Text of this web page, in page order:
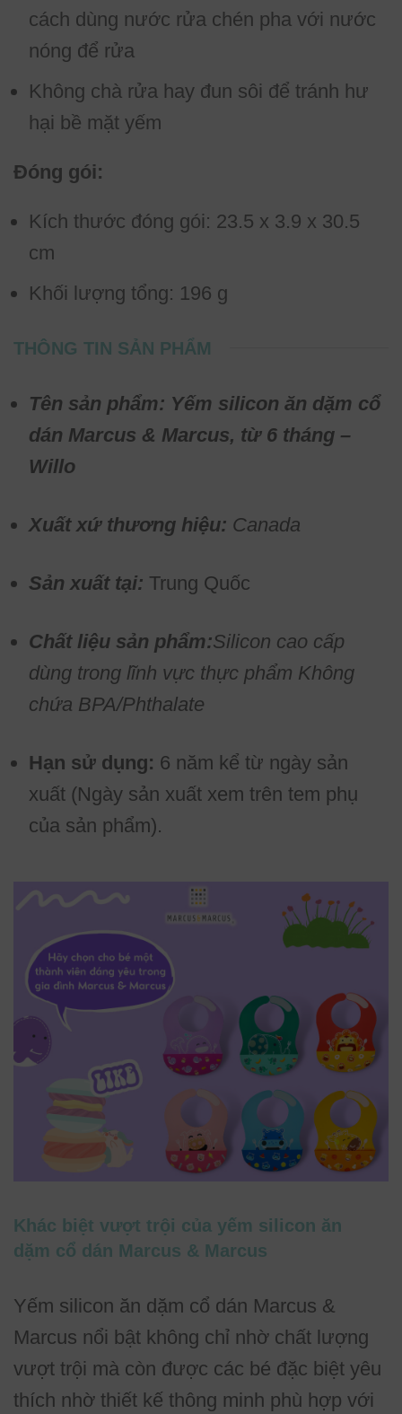
cách dùng nước rửa chén pha với nước
nóng để rửa
Không chà rửa hay đun sôi để tránh hư
hại bề mặt yếm
Đóng gói:
Kích thước đóng gói: 23.5 x 3.9 x 30.5
cm
Khối lượng tổng: 196 g
THÔNG TIN SẢN PHẨM
Tên sản phẩm: Yếm silicon ăn dặm cổ
dán Marcus & Marcus, từ 6 tháng –
Willo
Xuất xứ thương hiệu: Canada
Sản xuất tại: Trung Quốc
Chất liệu sản phẩm:Silicon cao cấp
dùng trong lĩnh vực thực phẩm Không
chứa BPA/Phthalate
Hạn sử dụng: 6 năm kể từ ngày sản
xuất (Ngày sản xuất xem trên tem phụ
của sản phẩm).
Khác biệt vượt trội của yếm silicon ăn
dặm cổ dán Marcus & Marcus
Yếm silicon ăn dặm cổ dán Marcus &
Marcus nổi bật không chỉ nhờ chất lượng
vượt trội mà còn được các bé đặc biệt yêu
thích nhờ thiết kế thông minh phù hợp với